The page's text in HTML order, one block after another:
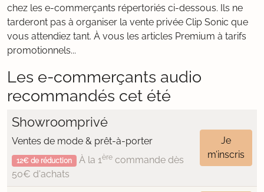
chez les e-commerçants répertoriés ci-dessous. Ils ne
tarderont pas à organiser la vente privée Clip Sonic que
vous attendiez tant. À vous les articles Premium à tarifs
promotionnels...
Les e-commerçants audio
recommandés cet été
Showroomprivé
Ventes de mode & prêt-à-porter
12€ de réduction À la 1èrecommande dès
50€ d'achats
Je
m’inscris